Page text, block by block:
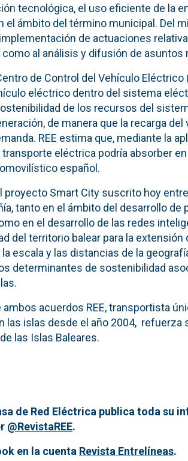
tecnológica, el uso eficiente de la
ámbito del término municipal. Del
de actuaciones
al análisis y difusión de
de Control del Vehículo Eléctrico
eléctrico dentro del sistema
de los recursos del
de manera que la recarga
REE estima que, mediante la
transporte eléctrica podría absorber
español.
proyecto Smart City suscrito hoy
tanto en el ámbito del desarrollo
en el desarrollo de las redes
del territorio balear para la
escala y las distancias de la
determinantes de sostenibilidad
ambos acuerdos REE, transportista
las islas desde el año 2004,
las Islas Baleares.
de Red Eléctrica publica toda su
@RevistaREE.
en la cuenta Revista Entrelíneas.